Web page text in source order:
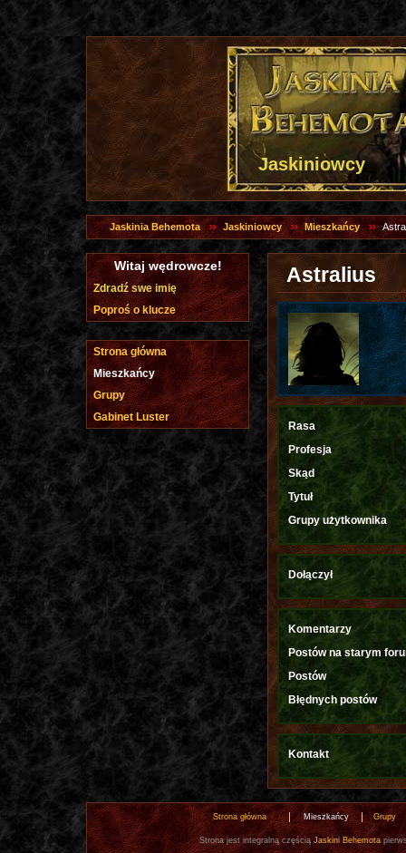
Jaskiniowcy
Jaskinia Behemota Jaskiniowcy Mieszkańcy
Astralius
Rasa
Profesja
Skąd
Tytuł
Grupy użytkownika
Dołączył
Komentarzy
Postów na starym
Postów
Błędnych postów
Kontakt
Witaj wędrowcze!
Zdradź swe imię
Poproś o klucze
Strona główna
Mieszkańcy
Grupy
Gabinet Luster
Strona główna Mieszkańcy Grupy
Strona jest integralną częścią Jaskini Behemota